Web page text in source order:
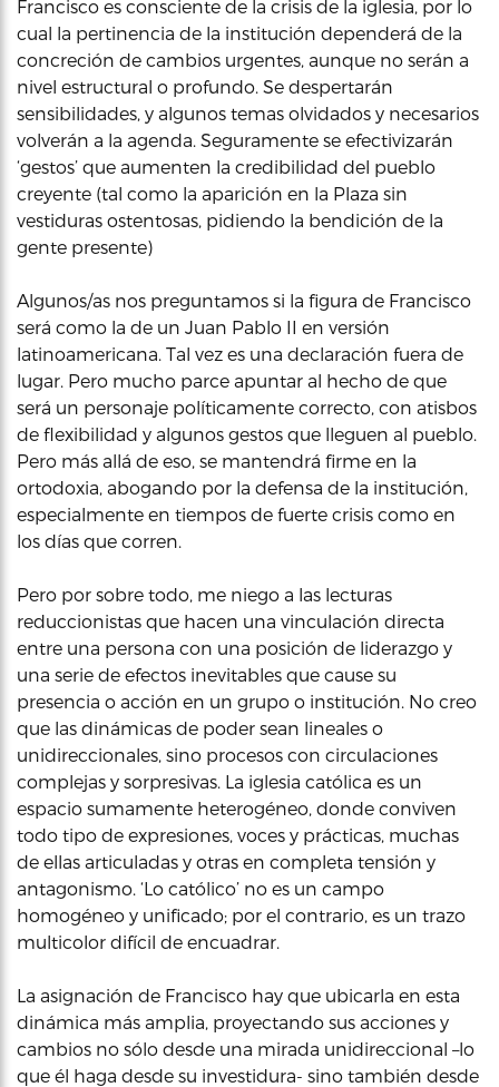
Francisco es consciente de la crisis de la iglesia, por lo
cual la pertinencia de la institución dependerá de la
concreción de cambios urgentes, aunque no serán a
nivel estructural o profundo. Se despertarán
sensibilidades, y algunos temas olvidados y necesarios
volverán a la agenda. Seguramente se efectivizarán
‘gestos’ que aumenten la credibilidad del pueblo
creyente (tal como la aparición en la Plaza sin
vestiduras ostentosas, pidiendo la bendición de la
gente presente)
Algunos/as nos preguntamos si la figura de Francisco
será como la de un Juan Pablo II en versión
latinoamericana. Tal vez es una declaración fuera de
lugar. Pero mucho parce apuntar al hecho de que
será un personaje políticamente correcto, con atisbos
de flexibilidad y algunos gestos que lleguen al pueblo.
Pero más allá de eso, se mantendrá firme en la
ortodoxia, abogando por la defensa de la institución,
especialmente en tiempos de fuerte crisis como en
los días que corren.
Pero por sobre todo, me niego a las lecturas
reduccionistas que hacen una vinculación directa
entre una persona con una posición de liderazgo y
una serie de efectos inevitables que cause su
presencia o acción en un grupo o institución. No creo
que las dinámicas de poder sean lineales o
unidireccionales, sino procesos con circulaciones
complejas y sorpresivas. La iglesia católica es un
espacio sumamente heterogéneo, donde conviven
todo tipo de expresiones, voces y prácticas, muchas
de ellas articuladas y otras en completa tensión y
antagonismo. ‘Lo católico’ no es un campo
homogéneo y unificado; por el contrario, es un trazo
multicolor difícil de encuadrar.
La asignación de Francisco hay que ubicarla en esta
dinámica más amplia, proyectando sus acciones y
cambios no sólo desde una mirada unidireccional –lo
que él haga desde su investidura- sino también desde